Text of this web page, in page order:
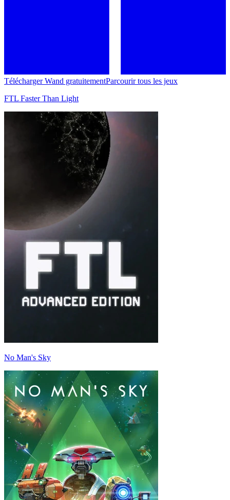
Télécharger Wand gratuitementParcourir tous les jeux
FTL Faster Than Light
No Man's Sky